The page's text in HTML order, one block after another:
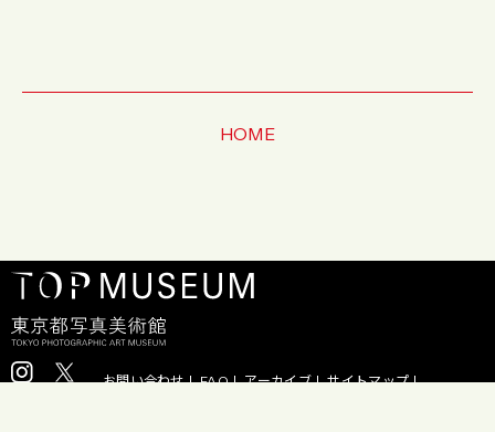
HOME
お問い合わせ FAQ アーカイブ
サイトマップ